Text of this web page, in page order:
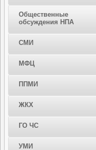
Общественные
обсуждения НПА
СМИ
МФЦ
ППМИ
ЖКХ
ГО ЧС
УМИ